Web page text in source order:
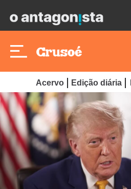
Acervo Edição diária